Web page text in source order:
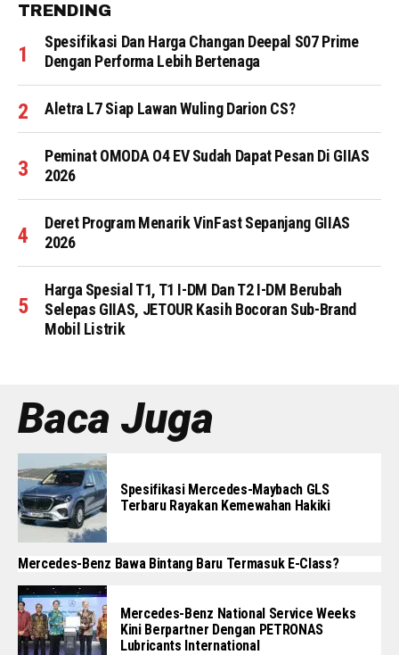
TRENDING
Spesifikasi Dan Harga Changan Deepal S07 Prime
Dengan Performa Lebih Bertenaga
Aletra L7 Siap Lawan Wuling Darion CS?
Peminat OMODA O4 EV Sudah Dapat Pesan Di GIIAS
2026
Deret Program Menarik VinFast Sepanjang GIIAS
2026
Harga Spesial T1, T1 I-DM Dan T2 I-DM Berubah
Selepas GIIAS, JETOUR Kasih Bocoran Sub-Brand
Mobil Listrik
Baca Juga
Spesifikasi Mercedes-Maybach GLS
Terbaru Rayakan Kemewahan Hakiki
Mercedes-Benz Bawa Bintang Baru Termasuk E-Class?
Mercedes-Benz National Service Weeks
Kini Berpartner Dengan PETRONAS
Lubricants International